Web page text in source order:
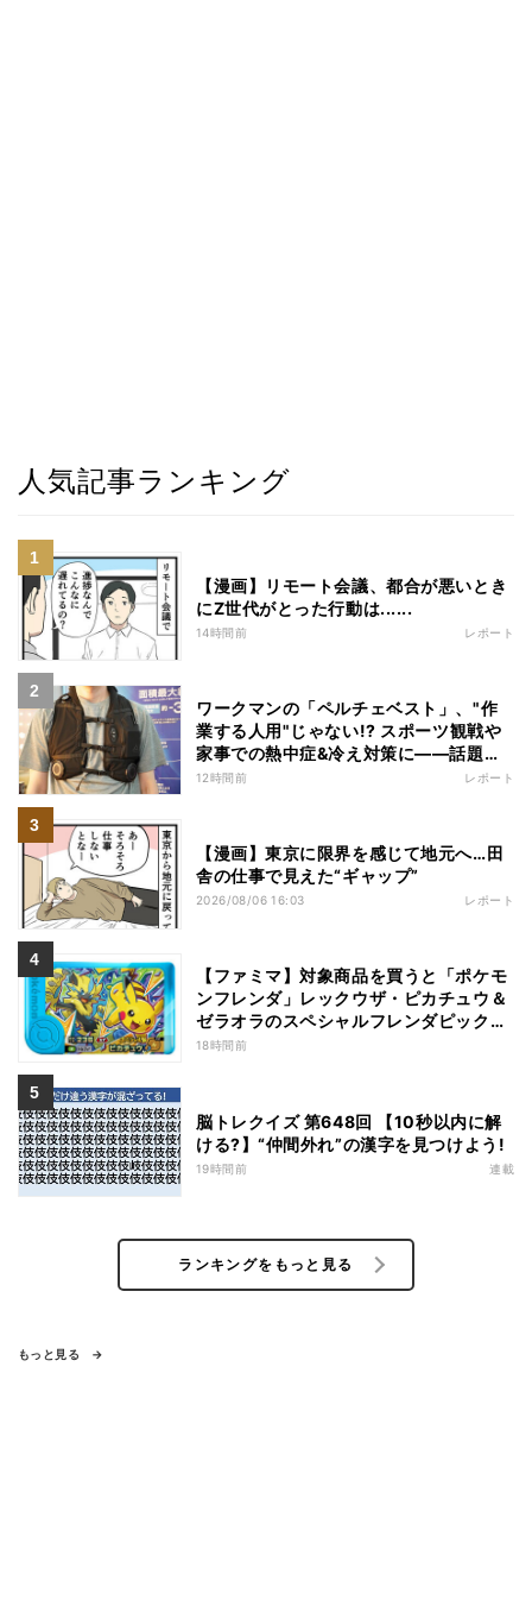
人気記事ランキング
【漫画】リモート会議、都合が悪いとき
にZ世代がとった行動は......
14時間前 レポート
ワークマンの「ペルチェベスト」、"作
業する人用"じゃない!? スポーツ観戦や
家事での熱中症&冷え対策に――話題の
商品を徹底検証
12時間前 レポート
【漫画】東京に限界を感じて地元へ…田
舎の仕事で見えた“ギャップ”
2026/08/06 16:03 レポート
【ファミマ】対象商品を買うと「ポケモ
ンフレンダ」レックウザ・ピカチュウ＆
ゼラオラのスペシャルフレンダピックが
もらえるキャンペーン
18時間前
脳トレクイズ 第648回 【10秒以内に解
ける?】“仲間外れ”の漢字を見つけよう!
19時間前 連載
ランキングをもっと見る
もっと見る